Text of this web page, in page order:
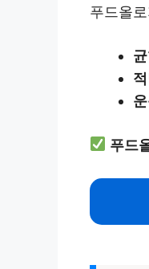
푸드올
푸드